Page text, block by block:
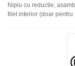
Niplu cu reductie,
filet interior (doar